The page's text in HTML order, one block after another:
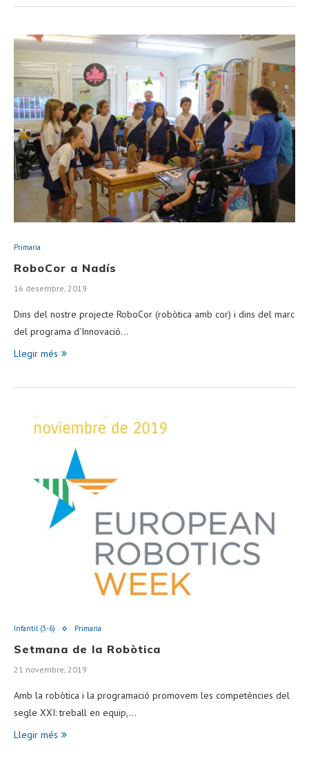
Primaria
RoboCor a Nadís
16 desembre, 2019
Dins del nostre projecte RoboCor (robòtica amb cor) i dins del marc
del programa d’Innovació…
Llegir més
Infantil (3-6) Primaria
Setmana de la Robòtica
21 novembre, 2019
Amb la robòtica i la programació promovem les competències del
segle XXI: treball en equip,…
Llegir més